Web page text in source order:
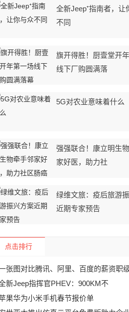
全新Jeep⁺指南者，让
不同
旗开得胜！厨壹堂开
线下厂购圆满落
5G对农业意味着什么
强强联合！康立明生
家好医，助力社
绿维文旅：疫后旅游
近期专家预告
点击排行
张图对比腾讯、阿里、百度的薪资职
新Jeep指挥官PHEV：900KM不
果华为小米手机春节报价单